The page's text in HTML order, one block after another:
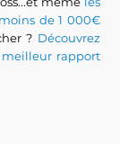
de 1 000€
? Découvrez
meilleur rapport